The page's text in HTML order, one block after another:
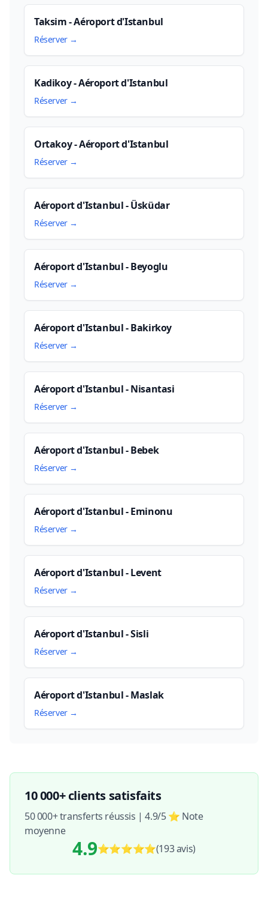
Taksim - Aéroport d'Istanbul
Réserver →
Kadikoy - Aéroport d'Istanbul
Réserver →
Ortakoy - Aéroport d'Istanbul
Réserver →
Aéroport d'Istanbul - Üsküdar
Réserver →
Aéroport d'Istanbul - Beyoglu
Réserver →
Aéroport d'Istanbul - Bakirkoy
Réserver →
Aéroport d'Istanbul - Nisantasi
Réserver →
Aéroport d'Istanbul - Bebek
Réserver →
Aéroport d'Istanbul - Eminonu
Réserver →
Aéroport d'Istanbul - Levent
Réserver →
Aéroport d'Istanbul - Sisli
Réserver →
Aéroport d'Istanbul - Maslak
Réserver →
10 000+ clients satisfaits
50 000+ transferts réussis | 4.9/5 ⭐ Note
moyenne
4.9⭐⭐⭐⭐⭐(193avis)